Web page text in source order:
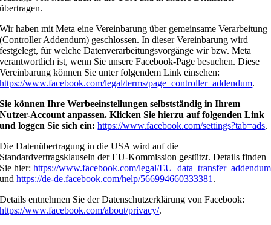
übertragen.
Wir haben mit Meta eine Vereinbarung über gemeinsame Verarbeitung
(Controller Addendum) geschlossen. In dieser Vereinbarung wird
festgelegt, für welche Datenverarbeitungsvorgänge wir bzw. Meta
verantwortlich ist, wenn Sie unsere Facebook-Page besuchen. Diese
Vereinbarung können Sie unter folgendem Link einsehen:
https://www.facebook.com/legal/terms/page_controller_addendum.
Sie können Ihre Werbeeinstellungen selbstständig in Ihrem
Nutzer-Account anpassen. Klicken Sie hierzu auf folgenden Link
und loggen Sie sich ein: https://www.facebook.com/settings?tab=ads.
Die Datenübertragung in die USA wird auf die
Standardvertragsklauseln der EU-Kommission gestützt. Details finden
Sie hier:https://www.facebook.com/legal/EU_data_transfer_addendum
undhttps://de-de.facebook.com/help/566994660333381 .
Details entnehmen Sie der Datenschutzerklärung von Facebook:
https://www.facebook.com/about/privacy/.